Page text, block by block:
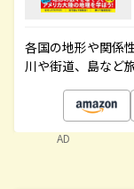
各国の地形や関係
川や街道、島など
AD